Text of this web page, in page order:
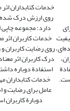
خدمات کتابداران
روی ارزش درک
دارد؛ مجموعه چاپی
خدمات کاربران اثر
روی رضایت کاربران
درک کاربران اثر
استفادة دوباره
خدمات کتابداران
عامل برای رضایت و
دوبارة